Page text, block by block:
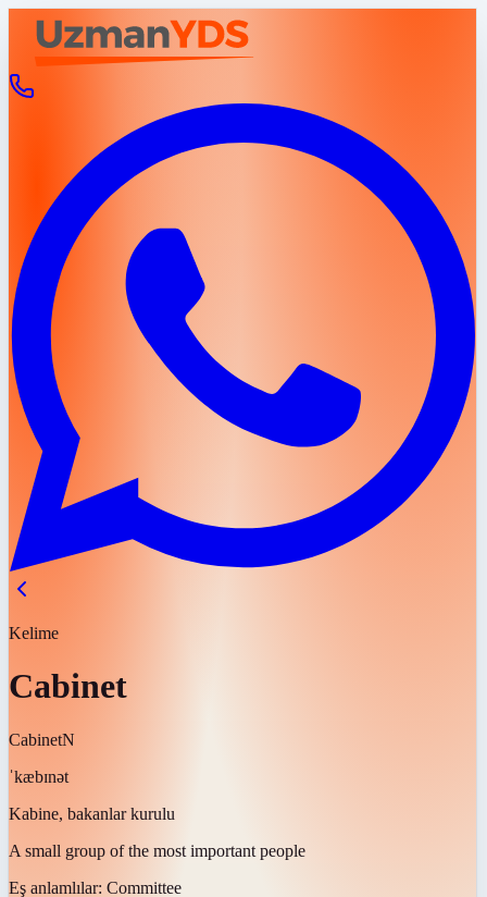
Kelime
Cabinet
CabinetN
ˈkæbɪnət
Kabine, bakanlar kurulu
A small group of the most important people
Eş anlamlılar: Committee